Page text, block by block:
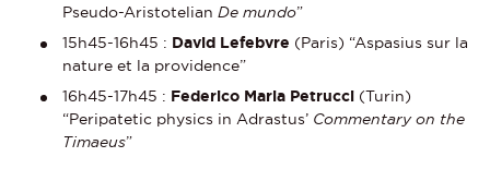
Pseudo-AristotelianDe mundo”
15h45-16h45 : David Lefebvre (Paris) “Aspasius sur la
nature et la providence”
16h45-17h45 : Federico Maria Petrucci (Turin)
“Peripatetic physics in Adrastus’ Commentary on the
Timaeus”